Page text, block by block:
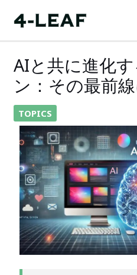
AIと共に進化
ン：その最前
TOPICS